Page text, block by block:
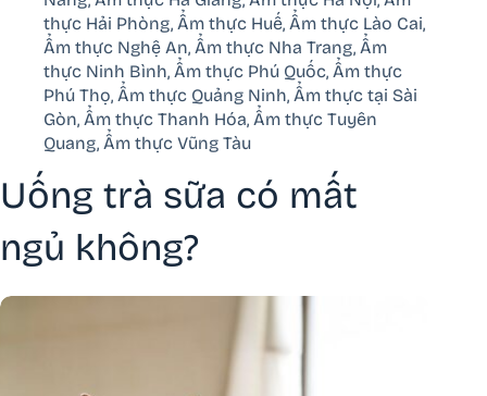
thực Hải Phòng, Ẩm thực Huế, Ẩm thực Lào Cai,
Ẩm thực Nghệ An, Ẩm thực Nha Trang, Ẩm
thực Ninh Bình, Ẩm thực Phú Quốc, Ẩm thực
Phú Thọ, Ẩm thực Quảng Ninh, Ẩm thực tại Sài
Gòn, Ẩm thực Thanh Hóa, Ẩm thực Tuyên
Quang, Ẩm thực Vũng Tàu
Uống trà sữa có mất
ngủ không?